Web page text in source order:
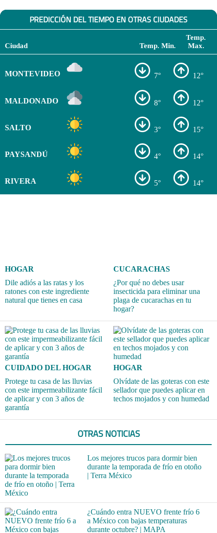
PREDICCIÓN DEL TIEMPO EN OTRAS CIUDADES
Ciudad Temp. Min.
Temp.
Max.
MONTEVIDEO 7° 12°
MALDONADO 8° 12°
SALTO 3° 15°
PAYSANDÚ 4° 14°
RIVERA 5° 14°
HOGAR
Dile adiós a las ratas y los
ratones con este ingrediente
natural que tienes en casa
CUCARACHAS
¿Por qué no debes usar
insecticida para eliminar una
plaga de cucarachas en tu
hogar?
CUIDADO DEL HOGAR
Protege tu casa de las lluvias
con este impermeabilizante fácil
de aplicar y con 3 años de
garantía
HOGAR
Olvídate de las goteras con este
sellador que puedes aplicar en
techos mojados y con humedad
OTRAS NOTICIAS
Los mejores trucos para dormir bien
durante la temporada de frío en otoño
| Terra México
¿Cuándo entra NUEVO frente frío 6
a México con bajas temperaturas
durante octubre? | MAPA